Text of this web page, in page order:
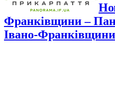
Франківщини –
Івано-